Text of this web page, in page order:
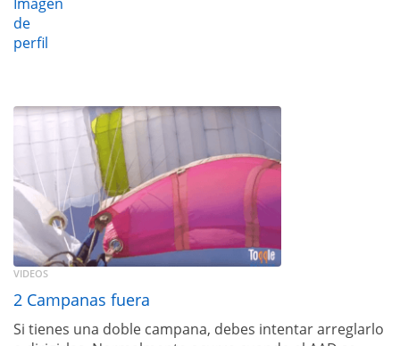
VIDEOS
2 Campanas fuera
Si tienes una doble campana, debes intentar arreglarlo